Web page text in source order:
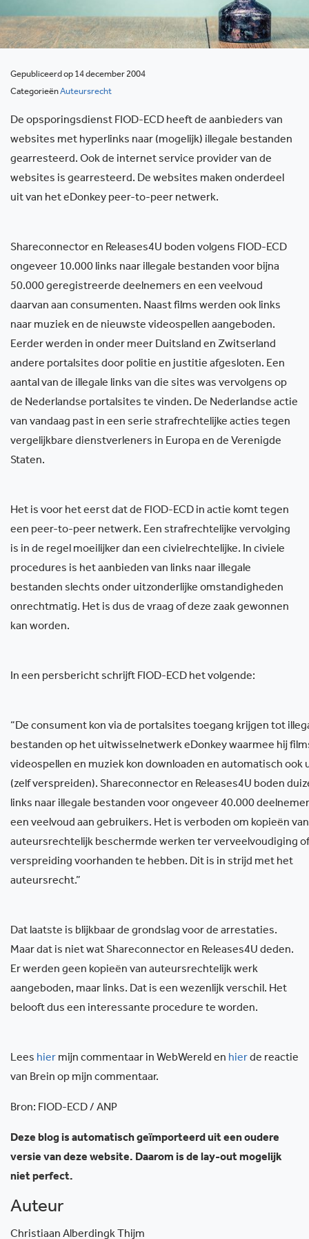
Gepubliceerd op 14 december 2004
CategorieënAuteursrecht
De opsporingsdienst FIOD-ECD heeft de aanbieders van
websites met hyperlinks naar (mogelijk) illegale bestanden
gearresteerd. Ook de internet service provider van de
websites is gearresteerd. De websites maken onderdeel
uit van het eDonkey peer-to-peer netwerk.
Shareconnector en Releases4U boden volgens FIOD-ECD
ongeveer 10.000 links naar illegale bestanden voor bijna
50.000 geregistreerde deelnemers en een veelvoud
daarvan aan consumenten. Naast films werden ook links
naar muziek en de nieuwste videospellen aangeboden.
Eerder werden in onder meer Duitsland en Zwitserland
andere portalsites door politie en justitie afgesloten. Een
aantal van de illegale links van die sites was vervolgens op
de Nederlandse portalsites te vinden. De Nederlandse actie
van vandaag past in een serie strafrechtelijke acties tegen
vergelijkbare dienstverleners in Europa en de Verenigde
Staten.
Het is voor het eerst dat de FIOD-ECD in actie komt tegen
een peer-to-peer netwerk. Een strafrechtelijke vervolging
is in de regel moeilijker dan een civielrechtelijke. In civiele
procedures is het aanbieden van links naar illegale
bestanden slechts onder uitzonderlijke omstandigheden
onrechtmatig. Het is dus de vraag of deze zaak gewonnen
kan worden.
In een persbericht schrijft FIOD-ECD het volgende:
“De consument kon via de portalsites toegang krijgen tot
bestanden op het uitwisselnetwerk eDonkey waarmee hij
videospellen en muziek kon downloaden en automatisch ook
(zelf verspreiden). Shareconnector en Releases4U boden
links naar illegale bestanden voor ongeveer 40.000
een veelvoud aan gebruikers. Het is verboden om kopieën
auteursrechtelijk beschermde werken ter verveelvoudiging
verspreiding voorhanden te hebben. Dit is in strijd met het
auteursrecht.”
Dat laatste is blijkbaar de grondslag voor de arrestaties.
Maar dat is niet wat Shareconnector en Releases4U deden.
Er werden geen kopieën van auteursrechtelijk werk
aangeboden, maar links. Dat is een wezenlijk verschil. Het
belooft dus een interessante procedure te worden.
Lees hier mijn commentaar in WebWereld en hierde reactie
van Brein op mijn commentaar.
Bron: FIOD-ECD / ANP
Deze blog is automatisch geïmporteerd uit een oudere
versie van deze website. Daarom is de lay-out mogelijk
niet perfect.
Auteur
Christiaan Alberdingk Thijm